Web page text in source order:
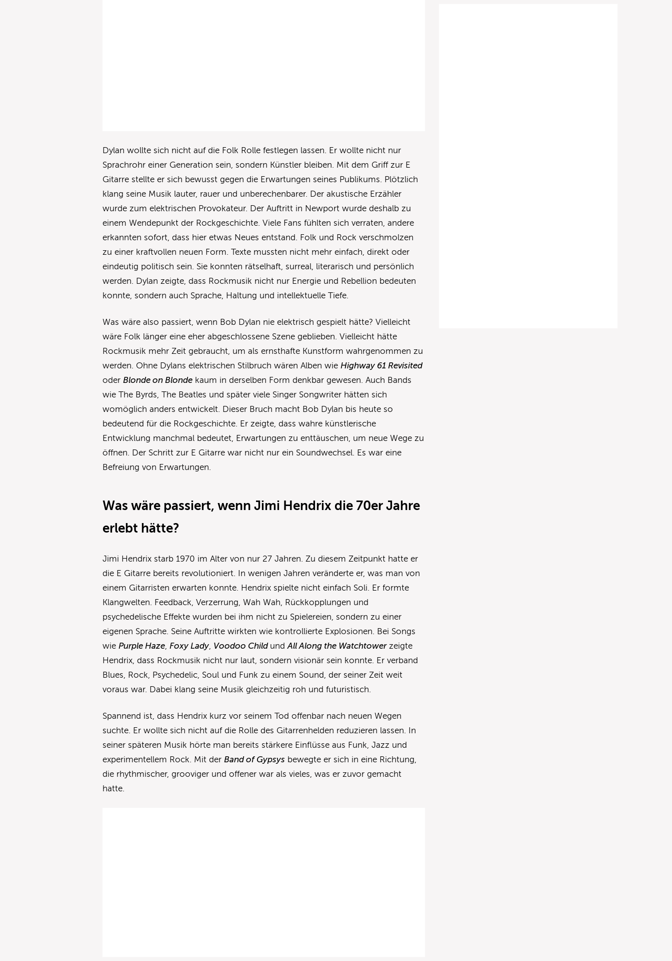
Dylan wollte sich nicht auf die Folk Rolle festlegen lassen. Er wollte nicht nur
Sprachrohr einer Generation sein, sondern Künstler bleiben. Mit dem Griff zur E
Gitarre stellte er sich bewusst gegen die Erwartungen seines Publikums. Plötzlich
klang seine Musik lauter, rauer und unberechenbarer. Der akustische Erzähler
wurde zum elektrischen Provokateur. Der Auftritt in Newport wurde deshalb zu
einem Wendepunkt der Rockgeschichte. Viele Fans fühlten sich verraten, andere
erkannten sofort, dass hier etwas Neues entstand. Folk und Rock verschmolzen
zu einer kraftvollen neuen Form. Texte mussten nicht mehr einfach, direkt oder
eindeutig politisch sein. Sie konnten rätselhaft, surreal, literarisch und persönlich
werden. Dylan zeigte, dass Rockmusik nicht nur Energie und Rebellion bedeuten
konnte, sondern auch Sprache, Haltung und intellektuelle Tiefe.
Was wäre also passiert, wenn Bob Dylan nie elektrisch gespielt hätte? Vielleicht
wäre Folk länger eine eher abgeschlossene Szene geblieben. Vielleicht hätte
Rockmusik mehr Zeit gebraucht, um als ernsthafte Kunstform wahrgenommen zu
werden. Ohne Dylans elektrischen Stilbruch wären Alben wie Highway 61 Revisited
oder Blonde on Blonde kaum in derselben Form denkbar gewesen. Auch Bands
wie The Byrds, The Beatles und später viele Singer Songwriter hätten sich
womöglich anders entwickelt. Dieser Bruch macht Bob Dylan bis heute so
bedeutend für die Rockgeschichte. Er zeigte, dass wahre künstlerische
Entwicklung manchmal bedeutet, Erwartungen zu enttäuschen, um neue Wege zu
öffnen. Der Schritt zur E Gitarre war nicht nur ein Soundwechsel. Es war eine
Befreiung von Erwartungen.
Was wäre passiert, wenn Jimi Hendrix die 70er Jahre
erlebt hätte?
Jimi Hendrix starb 1970 im Alter von nur 27 Jahren. Zu diesem Zeitpunkt hatte er
die E Gitarre bereits revolutioniert. In wenigen Jahren veränderte er, was man von
einem Gitarristen erwarten konnte. Hendrix spielte nicht einfach Soli. Er formte
Klangwelten. Feedback, Verzerrung, Wah Wah, Rückkopplungen und
psychedelische Effekte wurden bei ihm nicht zu Spielereien, sondern zu einer
eigenen Sprache. Seine Auftritte wirkten wie kontrollierte Explosionen. Bei Songs
wie Purple Haze Foxy Lady Voodoo Child undAll Along the Watchtowerzeigte
Hendrix, dass Rockmusik nicht nur laut, sondern visionär sein konnte. Er verband
Blues, Rock, Psychedelic, Soul und Funk zu einem Sound, der seiner Zeit weit
voraus war. Dabei klang seine Musik gleichzeitig roh und futuristisch.
Spannend ist, dass Hendrix kurz vor seinem Tod offenbar nach neuen Wegen
suchte. Er wollte sich nicht auf die Rolle des Gitarrenhelden reduzieren lassen. In
seiner späteren Musik hörte man bereits stärkere Einflüsse aus Funk, Jazz und
experimentellem Rock. Mit der Band of Gypsys bewegte er sich in eine Richtung,
die rhythmischer, grooviger und offener war als vieles, was er zuvor gemacht
hatte.